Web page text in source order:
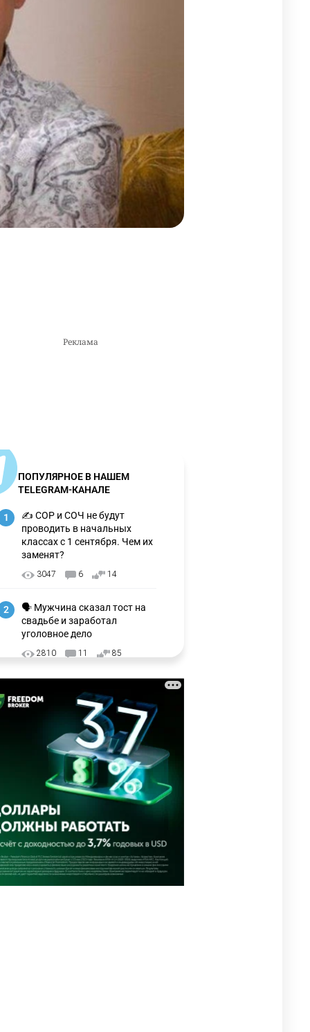
ПОПУЛЯРНОЕ В НАШЕМ
TELEGRAM-КАНАЛЕ
1
✍️ СОР и СОЧ не будут
проводить в начальных
классах с 1 сентября. Чем их
заменят?
3047 6 14
2
🗣 Мужчина сказал тост на
свадьбе и заработал
уголовное дело
2810 11 85
Предлагаем обзор главных
новостей за 4 августа
0 1
🗣Глава государства
направил телеграмму
соболезнования родным и
близким Халық қаһарманы
Ивана Гапича
42
5
🇫🇷 Клуб ПСЖ объявил об
открытии своей футбольной